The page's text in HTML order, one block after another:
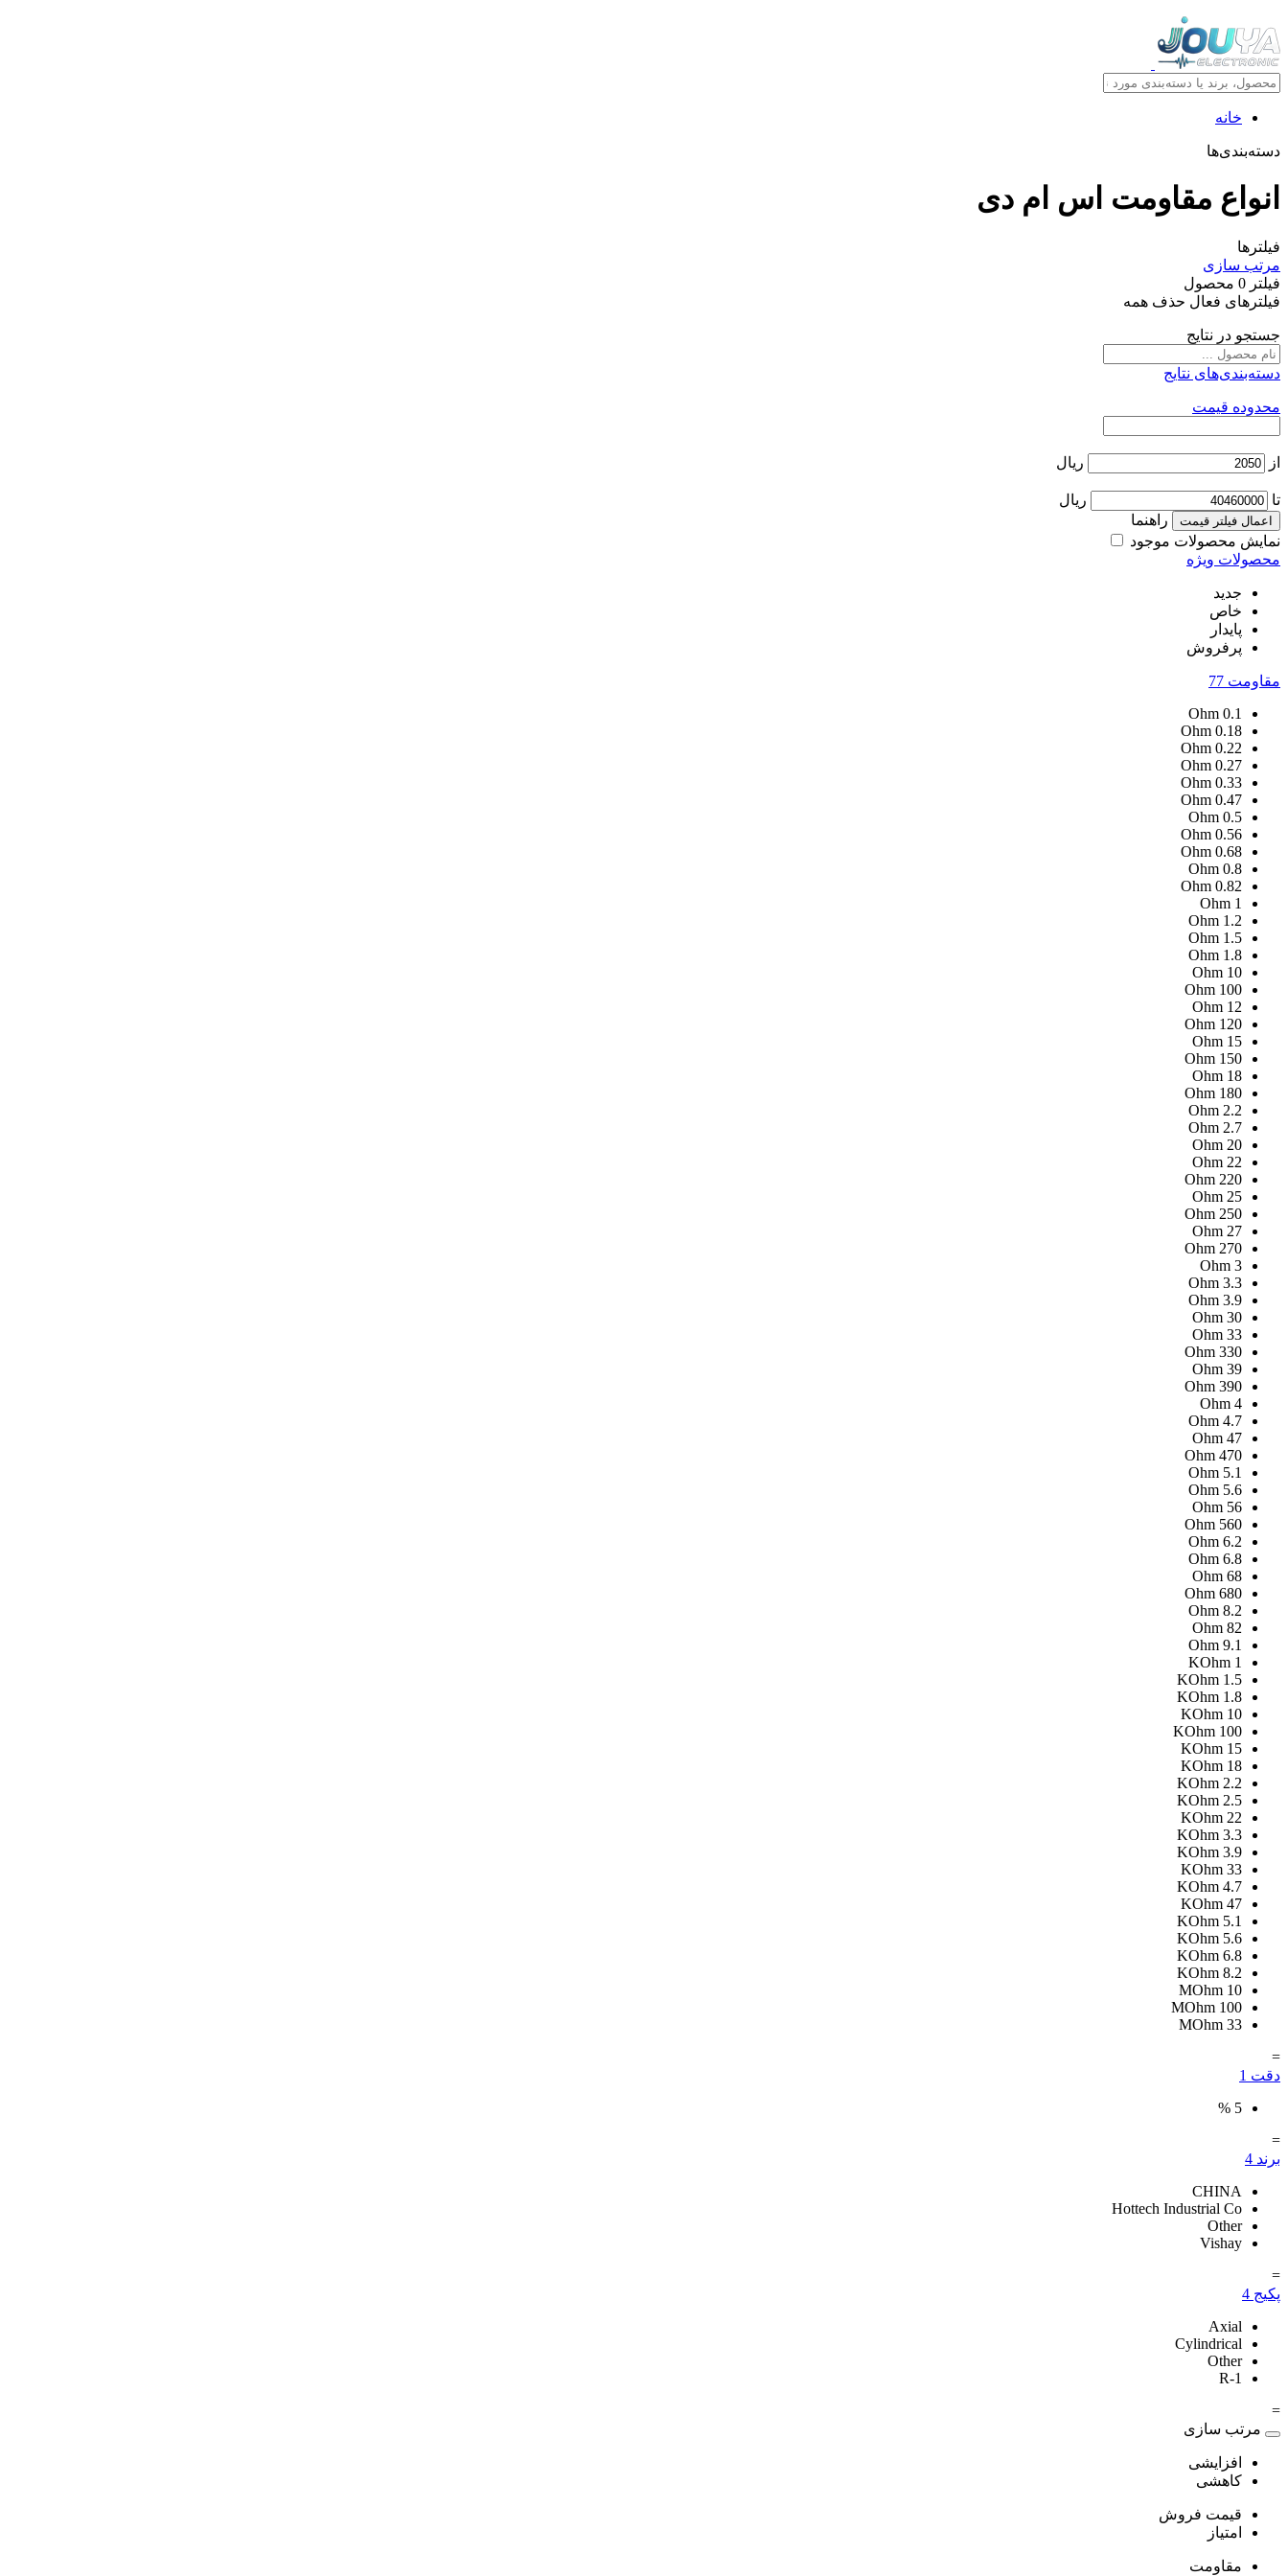
خانه
دسته‌بندی‌ها
انواع مقاومت اس ام دی
فیلترها
مرتب سازی
فیلتر 0 محصول
فیلترهای فعال حذف همه
جستجو در نتایج
دسته‌بندی‌های نتایج
محدوده قیمت
از ریال
تا ریال
اعمال فیلتر قیمت
راهنما
نمایش محصولات موجود
محصولات ویژه
جدید
خاص
پایدار
پرفروش
مقاومت 77
0.1
Ohm
0.18
Ohm
0.22
Ohm
0.27
Ohm
0.33
Ohm
0.47
Ohm
0.5
Ohm
0.56
Ohm
0.68
Ohm
0.8
Ohm
0.82
Ohm
1
Ohm
1.2
Ohm
1.5
Ohm
1.8
Ohm
10
Ohm
100
Ohm
12
Ohm
120
Ohm
15
Ohm
150
Ohm
18
Ohm
180
Ohm
2.2
Ohm
2.7
Ohm
20
Ohm
22
Ohm
220
Ohm
25
Ohm
250
Ohm
27
Ohm
270
Ohm
3
Ohm
3.3
Ohm
3.9
Ohm
30
Ohm
33
Ohm
330
Ohm
39
Ohm
390
Ohm
4
Ohm
4.7
Ohm
47
Ohm
470
Ohm
5.1
Ohm
5.6
Ohm
56
Ohm
560
Ohm
6.2
Ohm
6.8
Ohm
68
Ohm
680
Ohm
8.2
Ohm
82
Ohm
9.1
Ohm
1
KOhm
1.5
KOhm
1.8
KOhm
10
KOhm
100
KOhm
15
KOhm
18
KOhm
2.2
KOhm
2.5
KOhm
22
KOhm
3.3
KOhm
3.9
KOhm
33
KOhm
4.7
KOhm
47
KOhm
5.1
KOhm
5.6
KOhm
6.8
KOhm
8.2
KOhm
10
MOhm
100
MOhm
33
MOhm
=
دقت 1
5
%
=
برند 4
CHINA
Hottech Industrial Co
Other
Vishay
=
پکیج 4
Axial
Cylindrical
Other
R-1
=
مرتب سازی
افزایشی
کاهشی
قیمت فروش
امتیاز
مقاومت